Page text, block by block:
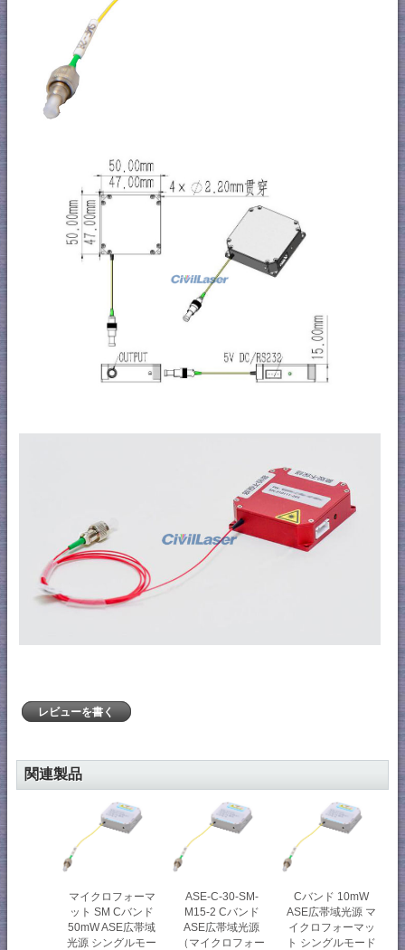
レビューを書く
関連製品
マイクロフォーマ
ット SM Cバンド
50mW ASE広帯域
光源 シングルモー
ASE-C-30-SM-
M15-2 Cバンド
ASE広帯域光源
（マイクロフォー
Cバンド 10mW
ASE広帯域光源 マ
イクロフォーマッ
ト シングルモード